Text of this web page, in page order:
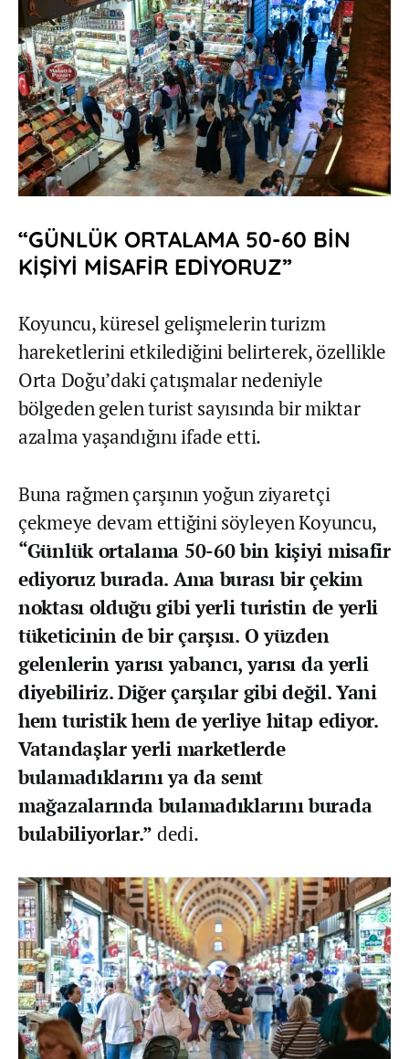
“GÜNLÜK ORTALAMA 50-60 BİN
KİŞİYİ MİSAFİR EDİYORUZ”
Koyuncu, küresel gelişmelerin turizm
hareketlerini etkilediğini belirterek, özellikle
Orta Doğu’daki çatışmalar nedeniyle
bölgeden gelen turist sayısında bir miktar
azalma yaşandığını ifade etti.
Buna rağmen çarşının yoğun ziyaretçi
çekmeye devam ettiğini söyleyen Koyuncu,
“Günlük ortalama 50-60 bin kişiyi misafir
ediyoruz burada. Ama burası bir çekim
noktası olduğu gibi yerli turistin de yerli
tüketicinin de bir çarşısı. O yüzden
gelenlerin yarısı yabancı, yarısı da yerli
diyebiliriz. Diğer çarşılar gibi değil. Yani
hem turistik hem de yerliye hitap ediyor.
Vatandaşlar yerli marketlerde
bulamadıklarını ya da semt
mağazalarında bulamadıklarını burada
bulabiliyorlar.” dedi.